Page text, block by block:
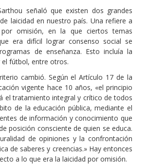
señaló que existen dos grandes
laicidad en nuestro país. Una refiere a
omisión, en la que ciertos temas
era difícil lograr consenso social se
de enseñanza. Esto incluía la
fútbol, entre otros.
cambió. Según el Artículo 17 de la
vigente hace 10 años, «el principio
el tratamiento integral y crítico de todos
de la educación pública, mediante el
de información y conocimiento que
posición consciente de quien se educa.
de opiniones y la confrontación
de saberes y creencias.» Hay entonces
a lo que era la laicidad por omisión.